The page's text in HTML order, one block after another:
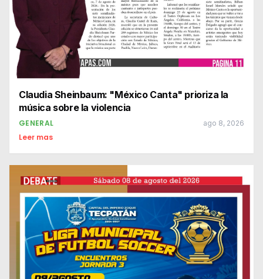
Claudia Sheinbaum: "México Canta" prioriza la
música sobre la violencia
GENERAL ago 8, 2026
Leer mas